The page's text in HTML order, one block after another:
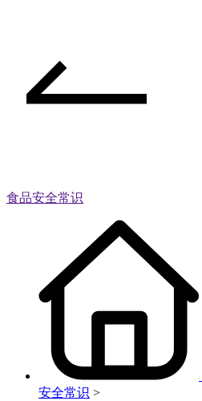
食品安全常识
安全常识 >